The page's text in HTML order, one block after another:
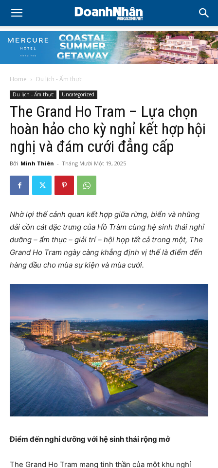
Home Du lịch - Ẩm thực
Du lịch - Ẩm thực Uncategorized
The Grand Ho Tram – Lựa chọn
hoàn hảo cho kỳ nghỉ kết hợp hội
nghị và đám cưới đẳng cấp
Bởi Minh Thiên - Tháng Mười Một 19, 2025
Nhờ lợi thế cảnh quan kết hợp giữa rừng, biển và những
dải cồn cát đặc trưng của Hồ Tràm cùng hệ sinh thái nghỉ
dưỡng – ẩm thực – giải trí – hội họp tất cả trong một, The
Grand Ho Tram ngày càng khẳng định vị thế là điểm đến
hàng đầu cho mùa sự kiện và mùa cưới.
Điểm đến nghỉ dưỡng với hệ sinh thái rộng mở
The Grand Ho Tram mang tinh thần của một khu nghỉ